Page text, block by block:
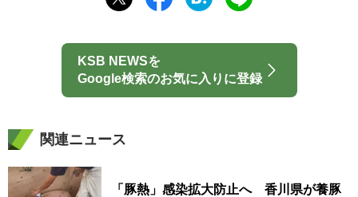
KSB NEWSを
Google検索のお気に入りに登録
関連ニュース
「豚熱」感染拡大防止へ 香川県が養豚